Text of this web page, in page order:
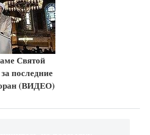
Святой
последние
(ВИДЕО)